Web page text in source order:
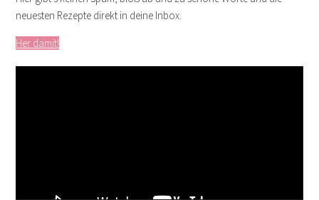
neuesten Rezepte direkt in deine Inbox.
Her damit!